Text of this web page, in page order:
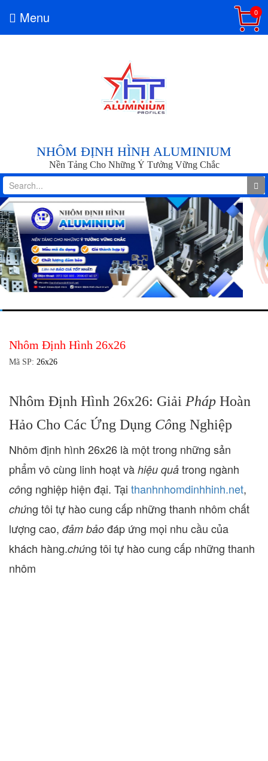
Menu 0
NHÔM ĐỊNH HÌNH ALUMINIUM
Nền Tảng Cho Những Ý Tưởng Vững Chắc
Nhôm Định Hình 26x26
Mã SP: 26x26
Nhôm Định Hình 26x26: Giải Pháp Hoàn
Hảo Cho Các Ứng Dụng Công Nghiệp
Nhôm định hình 26x26 là một trong những sản
phẩm vô cùng linh hoạt và hiệu quả trong ngành
công nghiệp hiện đại. Tại thanhnhomdinhhinh.net,
chúng tôi tự hào cung cấp những thanh nhôm chất
lượng cao, đảm bảo đáp ứng mọi nhu cầu của
khách hàng.chúng tôi tự hào cung cấp những thanh
nhôm